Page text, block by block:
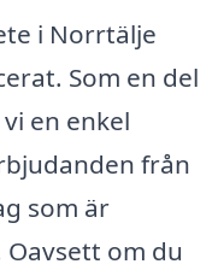
i Norrtälje
Som en del
en enkel
från
som är
om du